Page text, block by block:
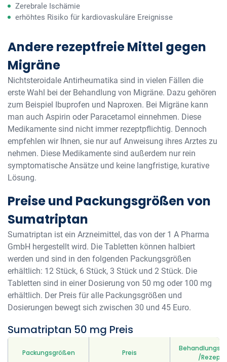
Zerebrale Ischämie
erhöhtes Risiko für kardiovaskuläre Ereignisse
Andere rezeptfreie Mittel gegen
Migräne
Nichtsteroidale Antirheumatika sind in vielen Fällen die
erste Wahl bei der Behandlung von Migräne. Dazu gehören
zum Beispiel Ibuprofen und Naproxen. Bei Migräne kann
man auch Aspirin oder Paracetamol einnehmen. Diese
Medikamente sind nicht immer rezeptpflichtig. Dennoch
empfehlen wir Ihnen, sie nur auf Anweisung ihres Arztes zu
nehmen. Diese Medikamente sind außerdem nur rein
symptomatische Ansätze und keine langfristige, kurative
Lösung.
Preise und Packungsgrößen von
Sumatriptan
Sumatriptan ist ein Arzneimittel, das von der 1 A Pharma
GmbH hergestellt wird. Die Tabletten können halbiert
werden und sind in den folgenden Packungsgrößen
erhältlich: 12 Stück, 6 Stück, 3 Stück und 2 Stück. Die
Tabletten sind in einer Dosierung von 50 mg oder 100 mg
erhältlich. Der Preis für alle Packungsgrößen und
Dosierungen bewegt sich zwischen 30 und 45 Euro.
Sumatriptan 50 mg Preis
Packungsgrößen Preis
/Rezept